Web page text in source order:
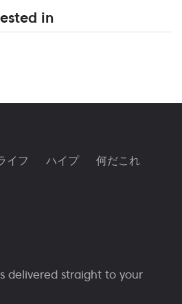
in
イフ ハイプ 何だこれ
delivered straight to your